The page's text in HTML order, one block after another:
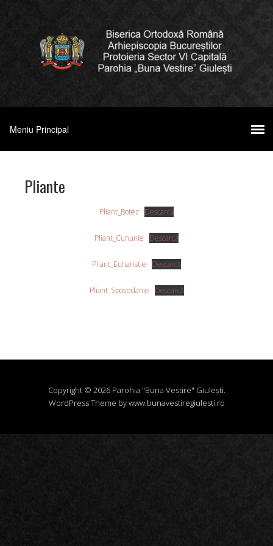
Pliante
Pliant_Botez Descarcă
Pliant_Cununie Descarcă
Pliant_Euharistie Descarcă
Pliant_Spovedanie Descarcă
Copyright © 2026 Parohia "Buna Vestire" Giuleşti.
WordPress Theme by www.bunavestiregiulesti.ro